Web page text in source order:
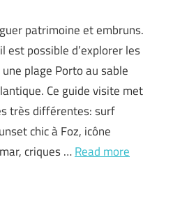
patrimoine et embruns.
est possible d’explorer les
plage Porto au sable
Ce guide visite met
très différentes: surf
chic à Foz, icône
criques …Read more